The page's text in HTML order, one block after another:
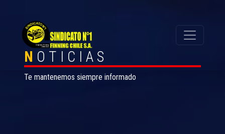
N OTICIAS
Te mantenemos siempre informado